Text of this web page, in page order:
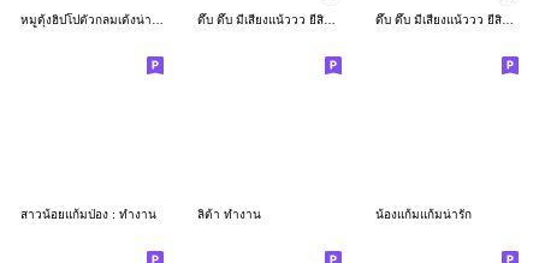
หมูดุ้งฮิปโปตัวกลมเด้งน่ารัก ดึ๊บ ดึ๊บ มีเสียงแน้ววว ยี่สิบเจ็ด ดึ๊บ ดึ๊บ มีเสียงแน้ววว ยี่สิบหก
สาวน้อยแก้มป่อง : ทำงาน ลิต้า ทำงาน น้องแก้มแก้มน่ารัก